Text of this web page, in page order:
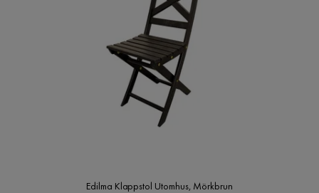
Edilma Klappstol Utomhus, Mörkbrun